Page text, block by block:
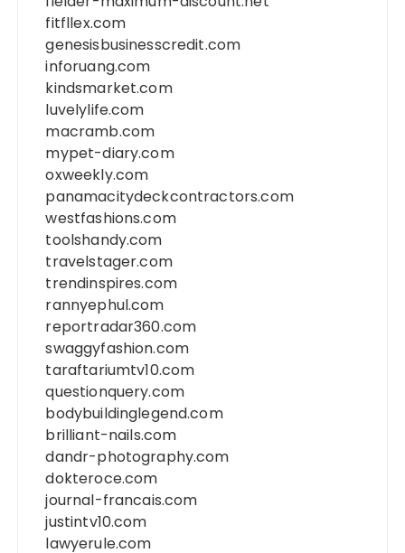
fitfllex.com
genesisbusinesscredit.com
inforuang.com
kindsmarket.com
luvelylife.com
macramb.com
mypet-diary.com
oxweekly.com
panamacitydeckcontractors.com
westfashions.com
toolshandy.com
travelstager.com
trendinspires.com
rannyephul.com
reportradar360.com
swaggyfashion.com
taraftariumtv10.com
questionquery.com
bodybuildinglegend.com
brilliant-nails.com
dandr-photography.com
dokteroce.com
journal-francais.com
justintv10.com
lawyerule.com